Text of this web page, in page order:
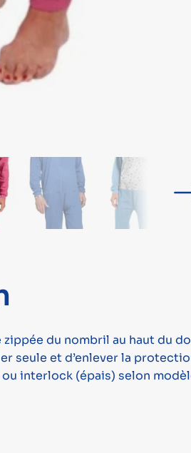
du nombril au haut du
seule et d’enlever la
interlock (épais) selon